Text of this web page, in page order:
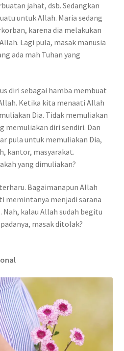
jahat, dsb. Sedangkan
untuk Allah. Maria sedang
karena dia melakukan
Lagi pula, masak manusia
ada mah Tuhan yang
diri sebagai hamba membuat
Ketika kita menaati Allah
Dia. Tidak memuliakan
memuliakan diri sendiri. Dan
pula untuk memuliakan Dia,
kantor, masyarakat.
yang dimuliakan?
Bagaimanapun Allah
memintanya menjadi sarana
kalau Allah sudah begitu
masak ditolak?